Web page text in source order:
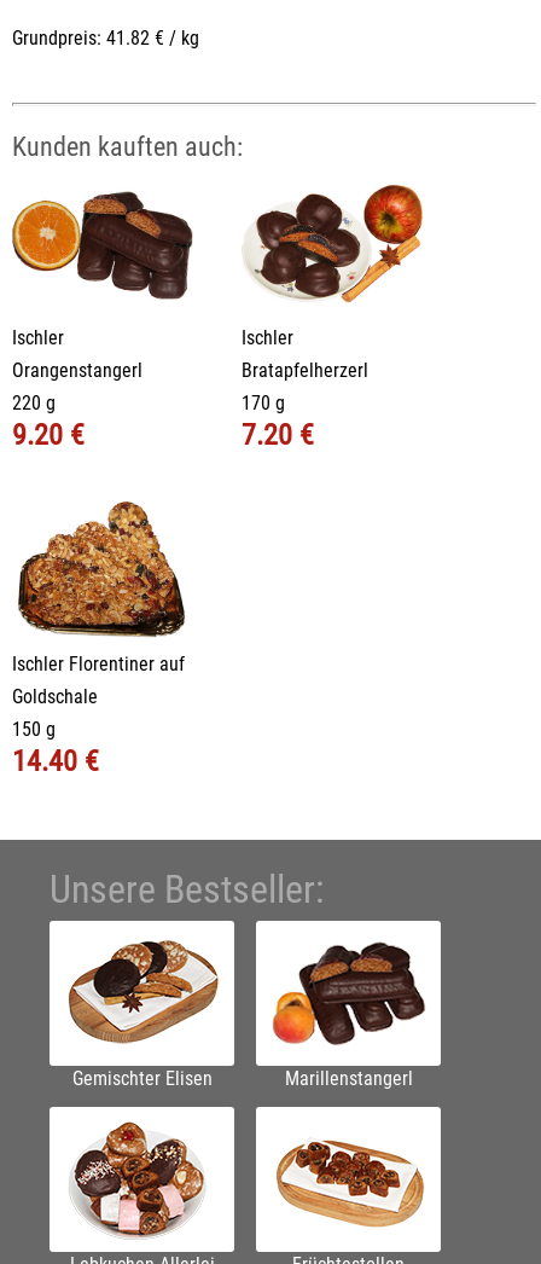
Grundpreis: 41.82 € / kg
Kunden kauften auch:
Ischler
Orangenstangerl
220 g
9.20 €
Ischler
Bratapfelherzerl
170 g
7.20 €
Ischler Florentiner auf
Goldschale
150 g
14.40 €
Unsere Bestseller:
Gemischter Elisen Marillenstangerl